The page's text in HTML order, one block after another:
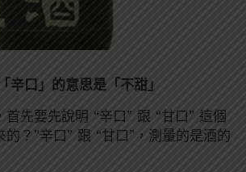
辛口」的意思是「不甜」
先要先說明 “辛口” 跟 “甘口” 這個
？”辛口” 跟 “甘口”，測量的是酒的